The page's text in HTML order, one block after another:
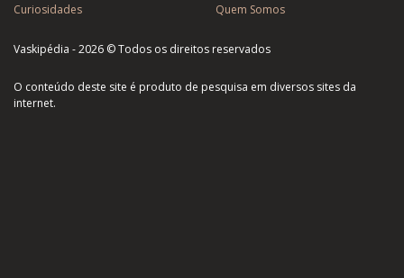
Curiosidades
Quem Somos
Vaskipédia - 2026 © Todos os direitos reservados
O conteúdo deste site é produto de pesquisa em diversos sites da
internet.